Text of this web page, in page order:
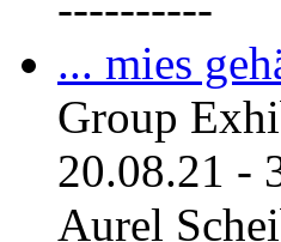
... mies
Group
20.08.21 -
Aurel